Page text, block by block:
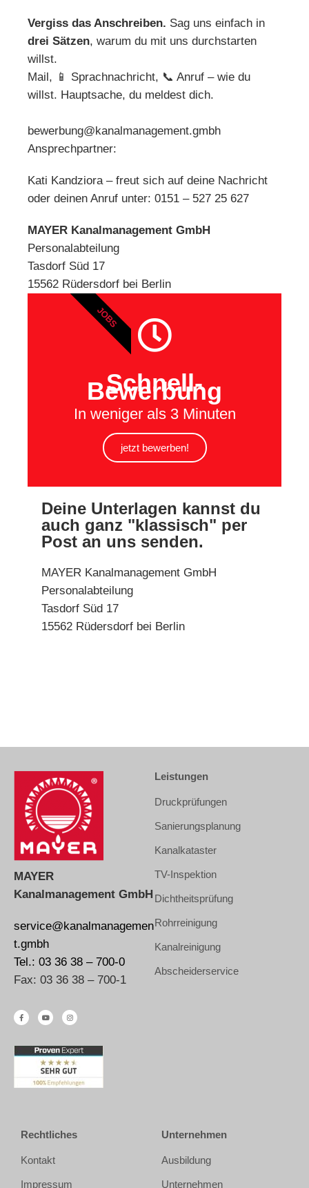
Vergiss das Anschreiben. Sag uns einfach in
drei Sätzen, warum du mit uns durchstarten
willst.
Mail, 📱 Sprachnachricht, 📞 Anruf – wie du
willst. Hauptsache, du meldest dich.
bewerbung@kanalmanagement.gmbh
Ansprechpartner:
Kati Kandziora – freut sich auf deine Nachricht
oder deinen Anruf unter: 0151 – 527 25 627
MAYER Kanalmanagement GmbH
Personalabteilung
Tasdorf Süd 17
15562 Rüdersdorf bei Berlin
Schnell-
Bewerbung
In weniger als 3 Minuten
jetzt bewerben!
JOBS
Deine Unterlagen kannst du
auch ganz "klassisch" per
Post an uns senden.
MAYER Kanalmanagement GmbH
Personalabteilung
Tasdorf Süd 17
15562 Rüdersdorf bei Berlin
MAYER
Kanalmanagement GmbH
service@kanalmanagemen
t.gmbh
Tel.: 03 36 38 – 700-0
Fax: 03 36 38 – 700-1
Leistungen
Druckprüfungen
Sanierungsplanung
Kanalkataster
TV-Inspektion
Dichtheitsprüfung
Rohrreinigung
Kanalreinigung
Abscheiderservice
Rechtliches
Kontakt
Impressum
Unternehmen
Ausbildung
Unternehmen